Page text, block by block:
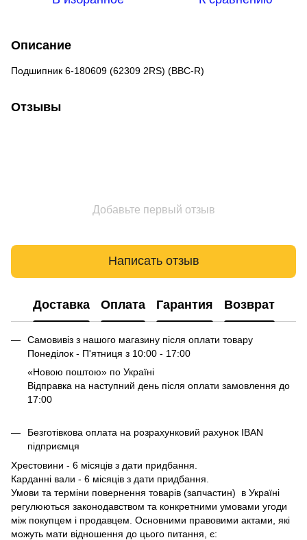
Описание
Подшипник 6-180609 (62309 2RS) (BBC-R)
Отзывы
Добавьте первый отзыв
Написать отзыв
Доставка Оплата Гарантия Возврат
Самовивіз з нашого магазину після оплати товару
Понеділок - П'ятниця з 10:00 - 17:00
«Новою поштою» по Україні
Відправка на наступний день після оплати замовлення до
17:00
Безготівкова оплата на розрахунковий рахунок IBAN
підприємця
Хрестовини - 6 місяців з дати придбання.
Карданні вали - 6 місяців з дати придбання.
Умови та терміни повернення товарів (запчастин) в Україні
регулюються законодавством та конкретними умовами угоди
між покупцем і продавцем. Основними правовими актами, які
можуть мати відношення до цього питання, є: